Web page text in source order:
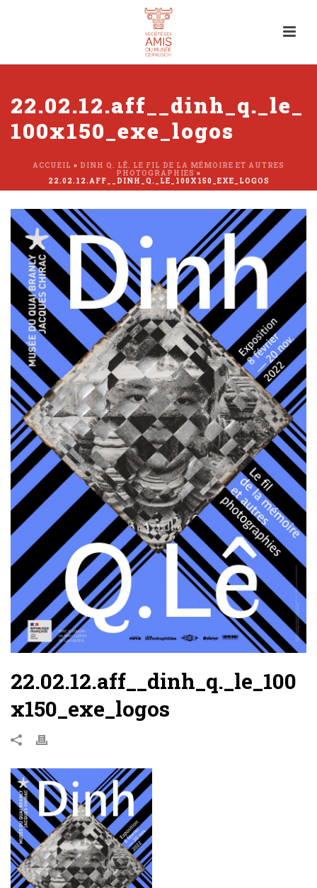
22.02.12.aff__dinh_q._le_
100x150_exe_logos
ACCUEIL » DINH Q. LÊ. LE FIL DE LA MÉMOIRE ET AUTRES
PHOTOGRAPHIES »
22.02.12.AFF__DINH_Q._LE_100X150_EXE_LOGOS
22.02.12.aff__dinh_q._le_100
x150_exe_logos